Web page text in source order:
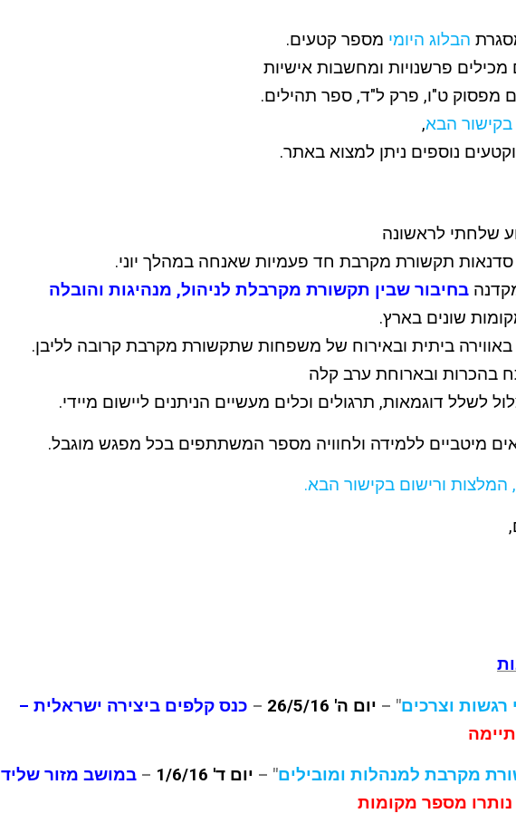
הבלוג היומי מספר קטעים.
פרשנויות ומחשבות אישיות
מפסוק ט"ו, פרק ל"ד, ספר תהילים.
בקישור הבא,
נוספים ניתן למצוא באתר.
שלחתי לראשונה
תקשורת מקרבת חד פעמיות שאנחה במהלך יוני.
בחיבור שבין תקשורת מקרבלת לניהול, מנהיגות והובלה
שונים בארץ.
באווירה ביתית ובאירוח של משפחות שתקשורת מקרבת קרובה לליבן.
בהכרות ובארוחת ערב קלה
לשלל דוגמאות, תרגולים וכלים מעשיים הניתנים ליישום מיידי.
מיטביים ללמידה ולחוויה מספר המשתתפים בכל מפגש מוגבל.
ורישום בקישור הבא.
רגשות וצרכים" – יום ה' 26/5/16 – כנס קלפים ביצירה ישראלית –
מקרבת למנהלות ומובילים" – יום ד' 1/6/16 – במושב מזור שליד
נותרו מספר מקומות